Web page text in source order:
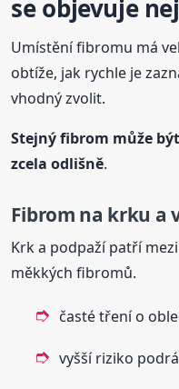
se objevuje
Umístění fibromu má
obtíže, jak rychle je
vhodný zvolit.
Stejný fibrom může
zcela odlišně.
Fibrom na krku a
Krk a podpaží patří
měkkých fibromů.
časté tření o
vyšší riziko